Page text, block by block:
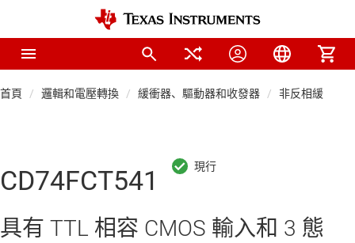
首頁 邏輯和電壓轉換 緩衝器、驅動器和收發器 非反相緩衝器
CD74FCT541
具有 TTL 相容 CMOS 輸入和 3 態